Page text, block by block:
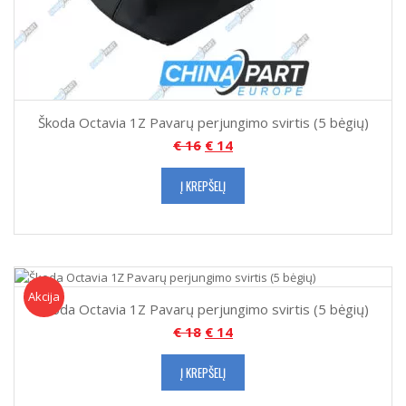
Škoda Octavia 1Z Pavarų perjungimo svirtis (5 bėgių)
€16 € 14
Į KREPŠELĮ
Akcija
Akcija!
Škoda Octavia 1Z Pavarų perjungimo svirtis (5 bėgių)
€18 € 14
Į KREPŠELĮ